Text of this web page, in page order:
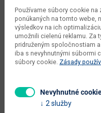
Šírka
Hĺbka
Výška
čistá váha výrobcu
Používame súbory cookie
ponúkaných na tomto webe,
výsledkov na ich
umožnili cielenú reklamu. Za
pridruženým spoločnostiam
iba s nevyhnutnými súbormi
súbory cookie. Zásady
Nevyhnutné
2 služby